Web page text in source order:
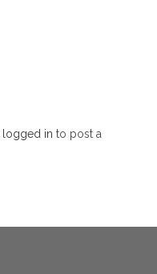
logged in to post a